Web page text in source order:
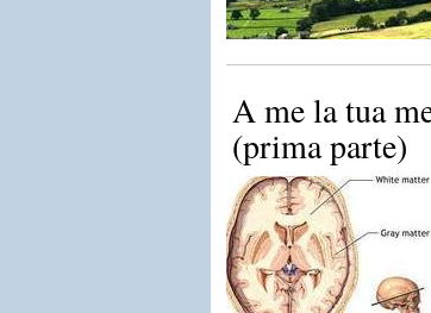
A me la tua
(prima parte)